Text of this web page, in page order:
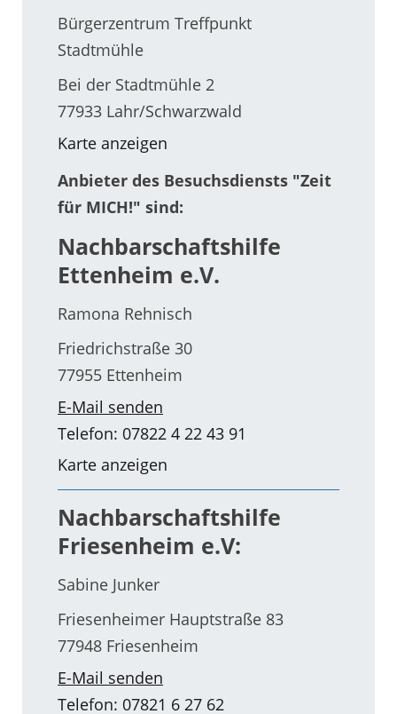
Bürgerzentrum Treffpunkt
Stadtmühle
Bei der Stadtmühle 2
77933 Lahr/Schwarzwald
Karte anzeigen
Anbieter des Besuchsdiensts "Zeit
für MICH!" sind:
Nachbarschaftshilfe
Ettenheim e.V.
Ramona Rehnisch
Friedrichstraße 30
77955 Ettenheim
E-Mail senden
Telefon: 07822 4 22 43 91
Karte anzeigen
Nachbarschaftshilfe
Friesenheim e.V:
Sabine Junker
Friesenheimer Hauptstraße 83
77948 Friesenheim
E-Mail senden
Telefon: 07821 6 27 62